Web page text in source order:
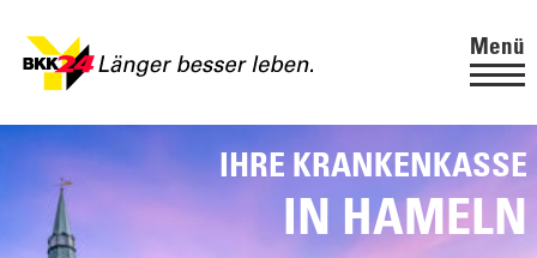
Menü
IHRE KRANKENKASSE
IN HAMELN